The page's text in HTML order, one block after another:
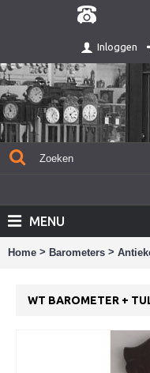
Inloggen
MENU
Home > Barometers >
WT BAROMETER +